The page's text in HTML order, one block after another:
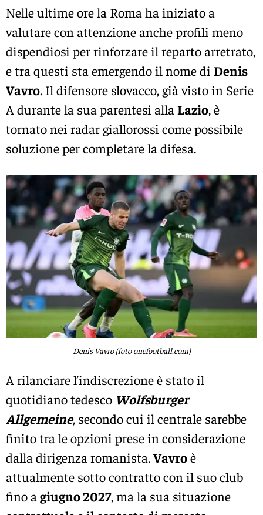
Nelle ultime ore la Roma ha iniziato a
valutare con attenzione anche profili meno
dispendiosi per rinforzare il reparto arretrato,
e tra questi sta emergendo il nome di Denis
Vavro. Il difensore slovacco, già visto in Serie
A durante la sua parentesi alla Lazio, è
tornato nei radar giallorossi come possibile
soluzione per completare la difesa.
Denis Vavro (foto onefootball.com)
A rilanciare l’indiscrezione è stato il
quotidiano tedesco Wolfsburger
Allgemeine, secondo cui il centrale sarebbe
finito tra le opzioni prese in considerazione
dalla dirigenza romanista.Vavroè
attualmente sotto contratto con il suo club
fino a giugno 2027, ma la sua situazione